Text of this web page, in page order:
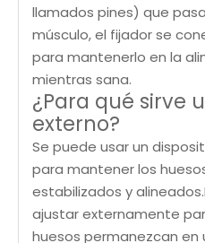
llamados pines) que
músculo, el fijador se
para mantenerlo en la
mientras sana.
¿Para qué sirve
externo?
Se puede usar un
para mantener los
estabilizados y
ajustar externamente
huesos permanezcan